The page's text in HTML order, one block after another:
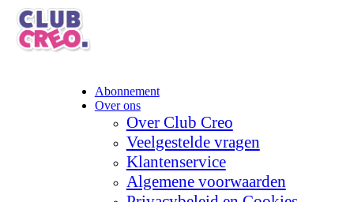
Abonnement
Over ons
Over Club Creo
Veelgestelde vragen
Klantenservice
Algemene voorwaarden